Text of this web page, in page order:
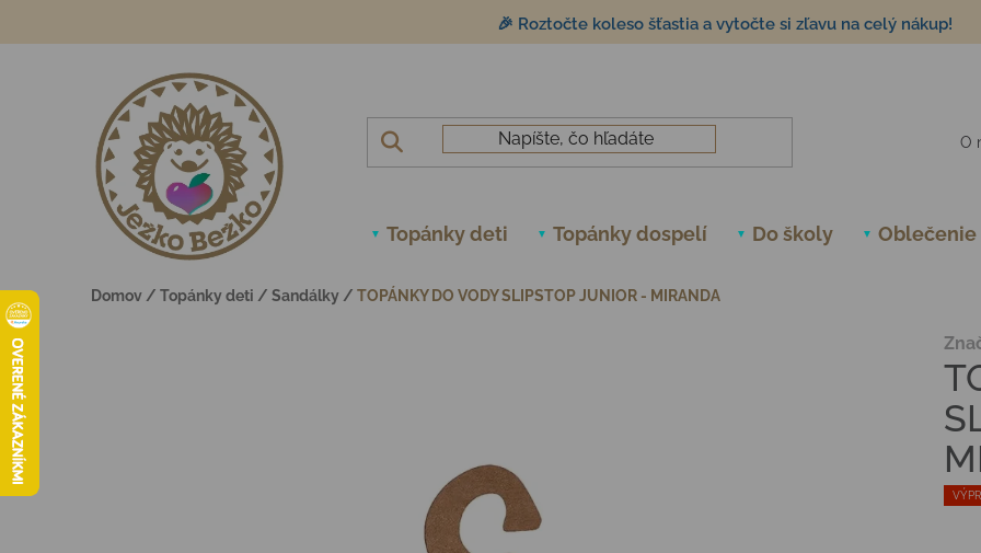
🎉 Roztočte koleso šťastia a vytočte si zľavu na celý nákup!
O
Topánky deti Topánky dospelí Do školy Oblečenie
Domov / Topánky deti / Sandálky / TOPÁNKY DO VODY SLIPSTOP JUNIOR - MIRANDA